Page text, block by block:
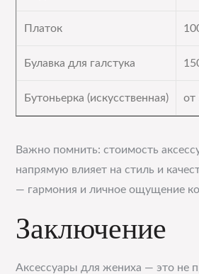
Платок
Булавка для галстука
Бутоньерка (искусственная) от
Важно помнить: стоимость
напрямую влияет на стиль и
— гармония и личное ощущение
Заключение
Аксессуары для жениха — это не